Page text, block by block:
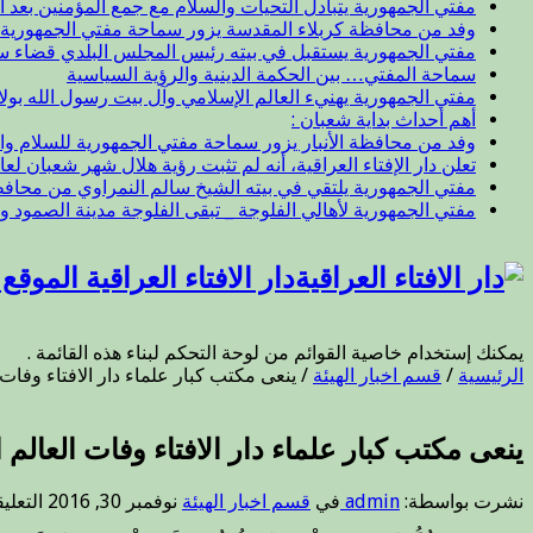
مفتي الجمهورية يتبادل التحيات والسلام مع جمع المؤمنين بعد
وفد من محافظة كربلاء المقدسة يزور سماحة مفتي الجمهورية
مفتي الجمهورية يستقبل في بيته رئيس المجلس البلدي
سماحة المفتي… بين الحكمة الدينية والرؤية السياسية
مفتي الجمهورية يهنيء العالم الإسلامي وآل بيت رسول الله
أهم أحداث بداية شعبان :
وفد من محافظة الأنبار يزور سماحة مفتي الجمهورية للسلام
تعلن دار الإفتاء العراقية، أنه لم تثبت رؤية هلال شهر شعبان لعام
مفتي الجمهورية يلتقي في بيته الشيخ سالم النمراوي من
مفتي الجمهورية لأهالي الفلوجة _ تبقى الفلوجة مدينة الصمود
دار الافتاء العراقية
يمكنك إستخدام خاصية القوائم من لوحة التحكم لبناء هذه القائمة .
الرئيسية / قسم اخبار الهيئة / ينعى مكتب كبار علماء دار الافتاء
ينعى مكتب كبار علماء دار الافتاء وفات
نشرت بواسطة: admin في قسم اخبار الهيئة نوفمبر 30, 2016